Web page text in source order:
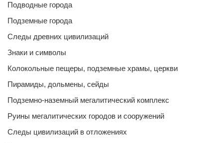
Подводные города
Подземные города
Следы древних цивилизаций
Знаки и символы
Колокольные пещеры, подземные храмы, церкви
Пирамиды, дольмены, сейды
Подземно-наземный мегалитический комплекс
Руины мегалитических городов и сооружений
Следы цивилизаций в отложениях